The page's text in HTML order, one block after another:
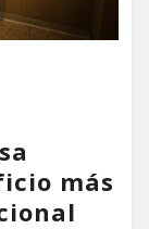
más